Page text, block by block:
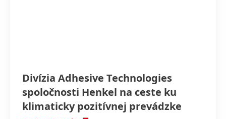
Divízia Adhesive Technologies
spoločnosti Henkel na ceste ku
klimaticky pozitívnej prevádzke